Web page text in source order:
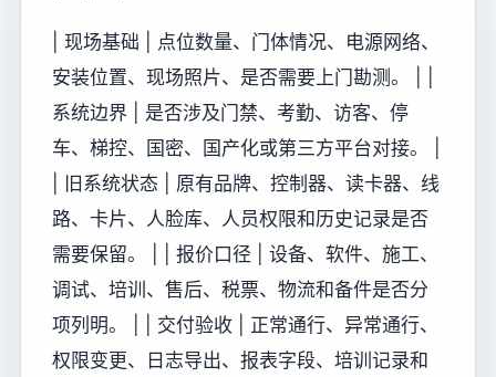
| 现场基础 | 点位数量、门体情况、电源网络、
安装位置、现场照片、是否需要上门勘测。 | |
系统边界 | 是否涉及门禁、考勤、访客、停
车、梯控、国密、国产化或第三方平台对接。 |
| 旧系统状态 | 原有品牌、控制器、读卡器、线
路、卡片、人脸库、人员权限和历史记录是否
需要保留。 | | 报价口径 | 设备、软件、施工、
调试、培训、售后、税票、物流和备件是否分
项列明。 | | 交付验收 | 正常通行、异常通行、
权限变更、日志导出、报表字段、培训记录和